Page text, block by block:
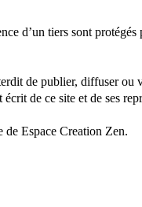
d’un tiers sont
de publier, diffuser
de ce site et de ses
de Espace Creation Zen.